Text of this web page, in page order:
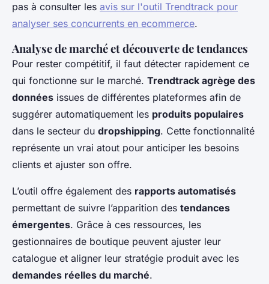
pas à consulter les avis sur l'outil Trendtrack pour
analyser ses concurrents en ecommerce.
Analyse de marché et découverte de tendances
Pour rester compétitif, il faut détecter rapidement ce
qui fonctionne sur le marché. Trendtrack agrège des
données issues de différentes plateformes afin de
suggérer automatiquement les produits populaires
dans le secteur du dropshipping. Cette fonctionnalité
représente un vrai atout pour anticiper les besoins
clients et ajuster son offre.
L’outil offre également des rapports automatisés
permettant de suivre l’apparition des tendances
émergentes. Grâce à ces ressources, les
gestionnaires de boutique peuvent ajuster leur
catalogue et aligner leur stratégie produit avec les
demandes réelles du marché.